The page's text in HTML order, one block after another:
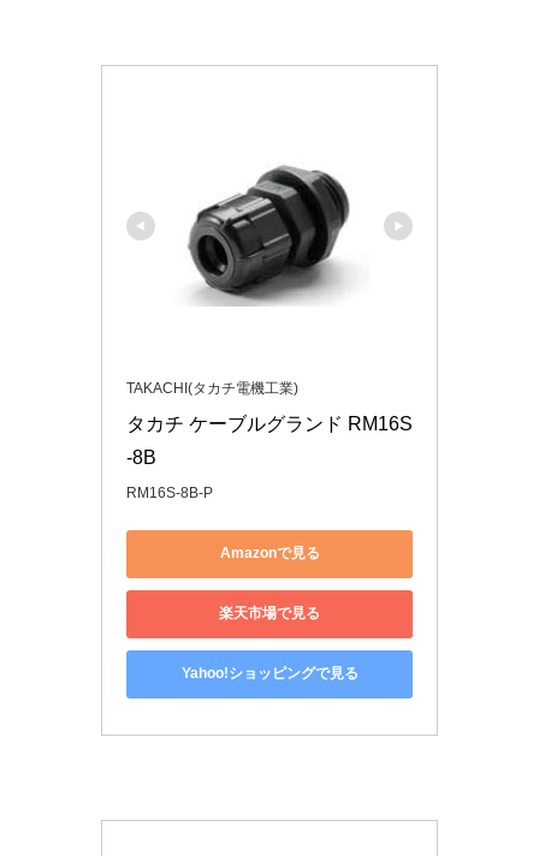
TAKACHI(タカチ電機工業)
タカチ ケーブルグランド RM16S
-8B
RM16S-8B-P
Amazonで見る
楽天市場で見る
Yahoo!ショッピングで見る